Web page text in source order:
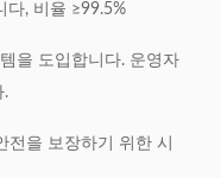
다, 비율 ≥99.5%
을 도입합니다. 운영자
.
을 보장하기 위한 시